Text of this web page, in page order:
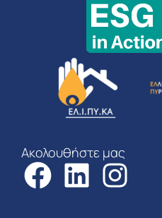
Ακολουθήστε μας